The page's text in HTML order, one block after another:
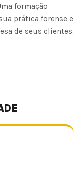
formação
prática forense e
de seus clientes.